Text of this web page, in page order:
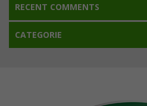
RECENT COMMENTS
CATEGORIE